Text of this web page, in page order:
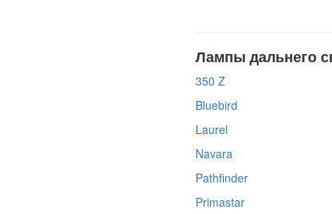
Лампы дальнего
350 Z
Bluebird
Laurel
Navara
Pathfinder
Primastar